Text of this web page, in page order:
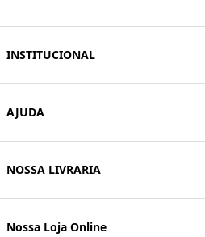
INSTITUCIONAL
AJUDA
NOSSA LIVRARIA
Nossa Loja Online